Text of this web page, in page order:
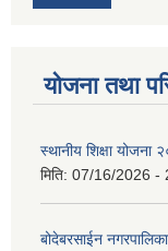
योजना तथा
स्थानीय शिक्षा
मिति: 07/16/2026 -
बोदेबरसाईन